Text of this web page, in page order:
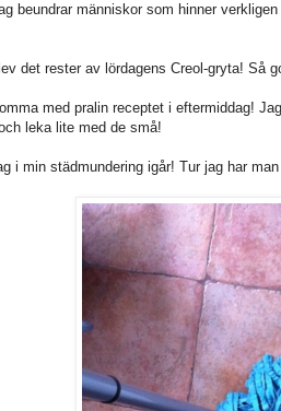
beundrar människor som hinner
det rester av lördagens Creol-gryta! Så
med pralin receptet i eftermiddag!
leka lite med de små!
i min städmundering igår! Tur jag har man